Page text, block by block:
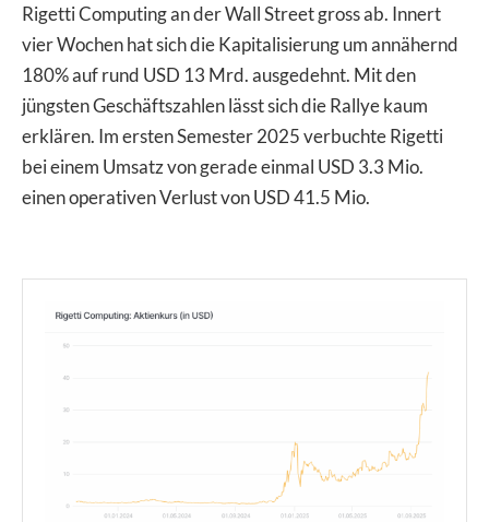
Rigetti Computing an der Wall Street gross ab. Innert
vier Wochen hat sich die Kapitalisierung um annähernd
180% auf rund USD 13 Mrd. ausgedehnt. Mit den
jüngsten Geschäftszahlen lässt sich die Rallye kaum
erklären. Im ersten Semester 2025 verbuchte Rigetti
bei einem Umsatz von gerade einmal USD 3.3 Mio.
einen operativen Verlust von USD 41.5 Mio.